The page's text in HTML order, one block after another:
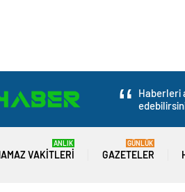
Haberleri
VAKITLERI
ANLIK
GAZETELER
GÜNLÜK